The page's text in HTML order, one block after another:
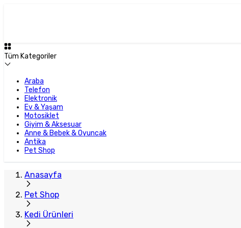
Tüm Kategoriler
Araba
Telefon
Elektronik
Ev & Yaşam
Motosiklet
Giyim & Aksesuar
Anne & Bebek & Oyuncak
Antika
Pet Shop
Anasayfa
Pet Shop
Kedi Ürünleri